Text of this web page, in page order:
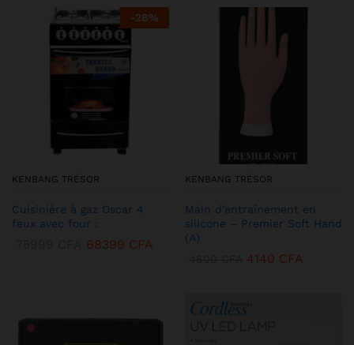
-28%
KENBANG TRÉSOR
Cuisinière à gaz Oscar 4
feux avec four :
68399 CFA
KENBANG TRÉSOR
Main d’entraînement en
silicone – Premier Soft Hand
(A)
4140 CFA